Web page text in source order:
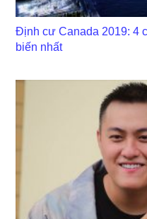
Định cư Canada 2019: 4
biến nhất